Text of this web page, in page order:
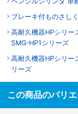
ブレーキ付ものさし
高耐久機器HPシリー
SMG-HP1シリーズ
高耐久機器HPシリー
リーズ
この商品のバリ